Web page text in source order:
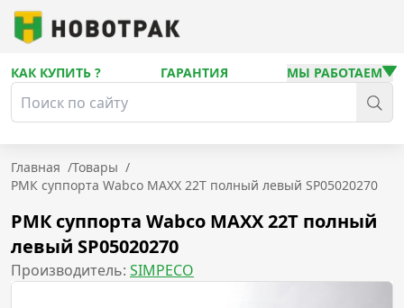
КАК КУПИТЬ ? ГАРАНТИЯ МЫ РАБОТАЕМ
Главная /Товары /
РМК суппорта Wabco MAXX 22T полный левый SP05020270
РМК суппорта Wabco MAXX 22T полный
левый SP05020270
Производитель: SIMPECO